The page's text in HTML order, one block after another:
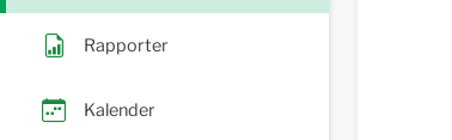
Rapporter
Kalender